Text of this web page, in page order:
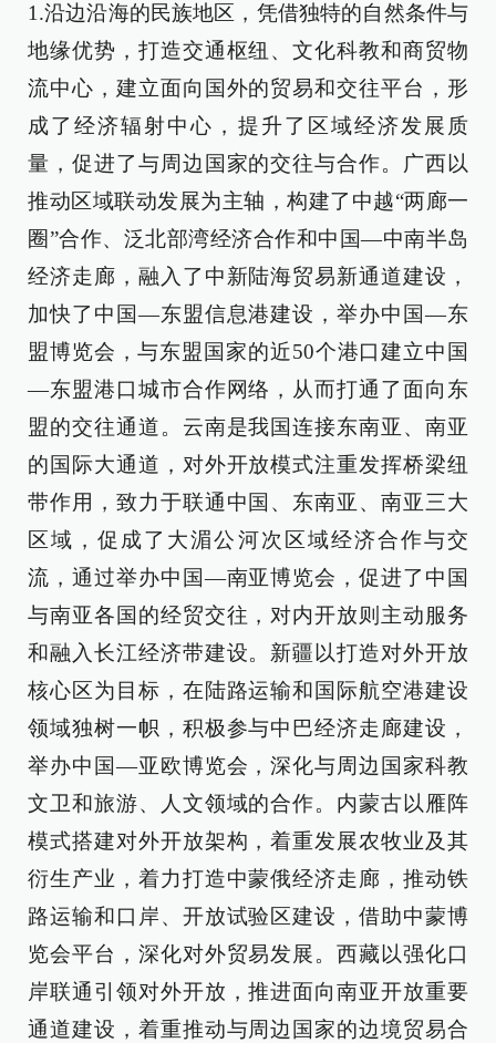
1.沿边沿海的民族地区，凭借独特的自然条件与
地缘优势，打造交通枢纽、文化科教和商贸物
流中心，建立面向国外的贸易和交往平台，形
成了经济辐射中心，提升了区域经济发展质
量，促进了与周边国家的交往与合作。广西以
推动区域联动发展为主轴，构建了中越“两廊一
圈”合作、泛北部湾经济合作和中国—中南半岛
经济走廊，融入了中新陆海贸易新通道建设，
加快了中国—东盟信息港建设，举办中国—东
盟博览会，与东盟国家的近50个港口建立中国
—东盟港口城市合作网络，从而打通了面向东
盟的交往通道。云南是我国连接东南亚、南亚
的国际大通道，对外开放模式注重发挥桥梁纽
带作用，致力于联通中国、东南亚、南亚三大
区域，促成了大湄公河次区域经济合作与交
流，通过举办中国—南亚博览会，促进了中国
与南亚各国的经贸交往，对内开放则主动服务
和融入长江经济带建设。新疆以打造对外开放
核心区为目标，在陆路运输和国际航空港建设
领域独树一帜，积极参与中巴经济走廊建设，
举办中国—亚欧博览会，深化与周边国家科教
文卫和旅游、人文领域的合作。内蒙古以雁阵
模式搭建对外开放架构，着重发展农牧业及其
衍生产业，着力打造中蒙俄经济走廊，推动铁
路运输和口岸、开放试验区建设，借助中蒙博
览会平台，深化对外贸易发展。西藏以强化口
岸联通引领对外开放，推进面向南亚开放重要
通道建设，着重推动与周边国家的边境贸易合